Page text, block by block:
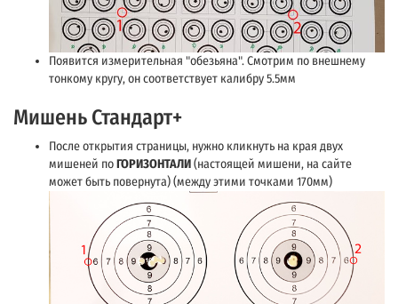
Появится измерительная "обезьяна". Смотрим по внешнему
тонкому кругу, он соответствует калибру 5.5мм
Мишень Стандарт+
После открытия страницы, нужно кликнуть на края двух
мишеней поГОРИЗОНТАЛИ(настоящей мишени, на сайте
может быть повернута) (между этими точками 170мм)